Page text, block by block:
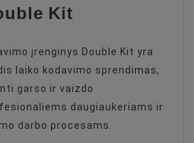
Laiko Kodo Įrenginys
Universalus
Raidītāji
Uztvērēji
Kit
įrenginys Double Kit yra
laiko kodavimo sprendimas,
garso ir vaizdo
daugiaukeriams ir
darbo procesams.